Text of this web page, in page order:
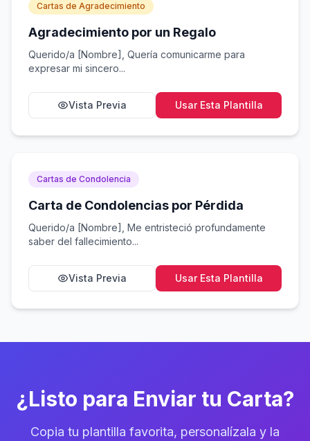
Cartas de Agradecimiento
Agradecimiento por un Regalo
Querido/a [Nombre], Quería comunicarme para
expresar mi sincero...
Vista Previa Usar Esta Plantilla
Cartas de Condolencia
Carta de Condolencias por Pérdida
Querido/a [Nombre], Me entristeció profundamente
saber del fallecimiento...
Vista Previa Usar Esta Plantilla
¿Listo para Enviar tu Carta?
Copia tu plantilla favorita, personalízala y la